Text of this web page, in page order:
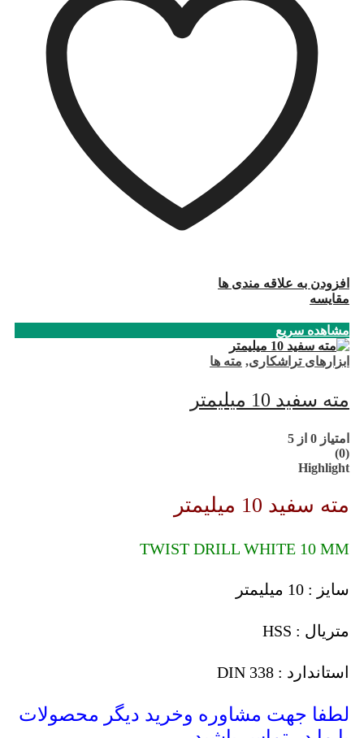
افزودن به علاقه مندی ها
مقایسه
مشاهده سریع
ابزارهای تراشکاری, مته ها
مته سفید 10 میلیمتر
امتیاز 0 از 5
(0)
Highlight
مته سفید 10 میلیمتر
TWIST DRILL WHITE 10 MM
سایز : 10 میلیمتر
متریال : HSS
استاندارد : DIN 338
لطفا جهت مشاوره وخرید دیگر محصولات